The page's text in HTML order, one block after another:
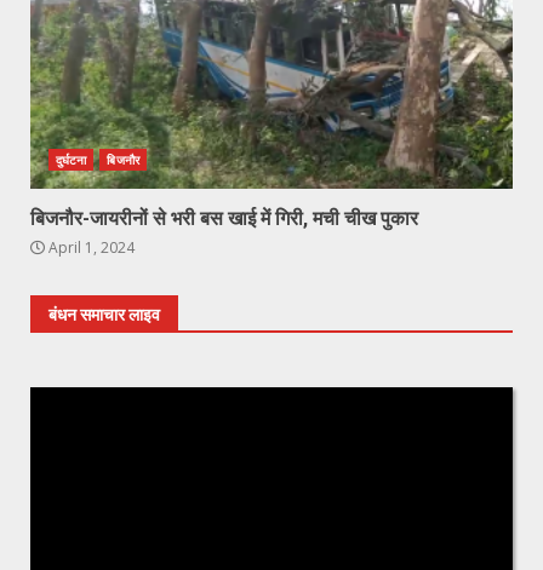
दुर्घटना बिजनौर
बिजनौर-जायरीनों से भरी बस खाई में गिरी, मची चीख पुकार
April 1, 2024
बंधन समाचार लाइव